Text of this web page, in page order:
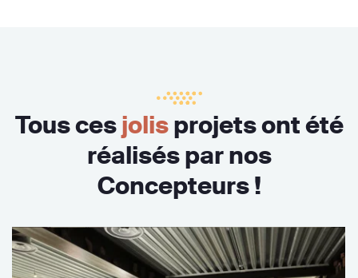
Tous cesjolisprojets ont été
réalisés par nos
Concepteurs !